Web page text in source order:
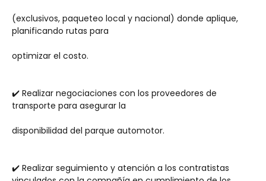
(exclusivos, paqueteo local y nacional) donde aplique,
planificando rutas para
optimizar el costo.
✔️ Realizar negociaciones con los proveedores de
transporte para asegurar la
disponibilidad del parque automotor.
✔️ Realizar seguimiento y atención a los contratistas